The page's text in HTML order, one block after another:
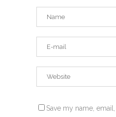
Save my name,